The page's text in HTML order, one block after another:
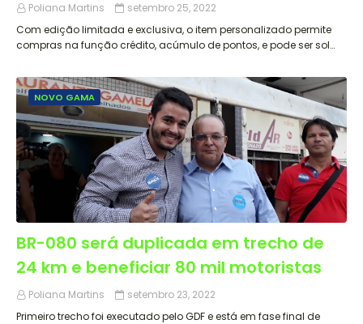
Poliana Martins
setembro 25, 2022
Com edição limitada e exclusiva, o item personalizado permite
compras na função crédito, acúmulo de pontos, e pode ser sol…
NOVO GAMA
BR-080 será duplicada em trecho de
24 km e beneficiar 80 mil motoristas
Poliana Martins
setembro 23, 2022
Primeiro trecho foi executado pelo GDF e está em fase final de